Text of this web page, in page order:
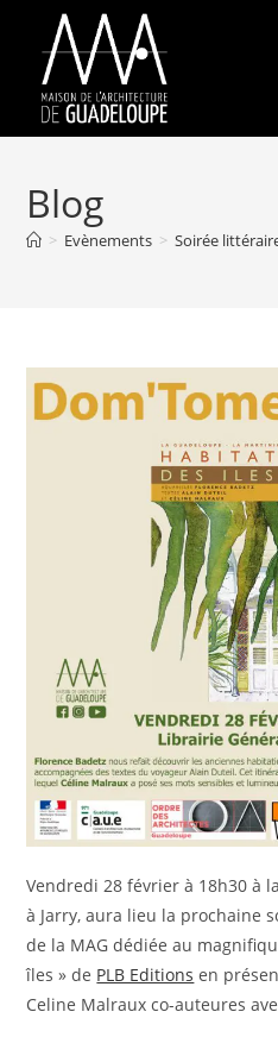
content
Blog
> Evènements > Soirée
Vendredi 28 février à 18h30 à la
à Jarry, aura lieu la prochaine
de la MAG dédiée au
îles » de PLB Editions en
Celine Malraux co-auteures